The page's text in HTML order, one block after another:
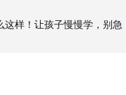
样！让孩子慢慢学，别急